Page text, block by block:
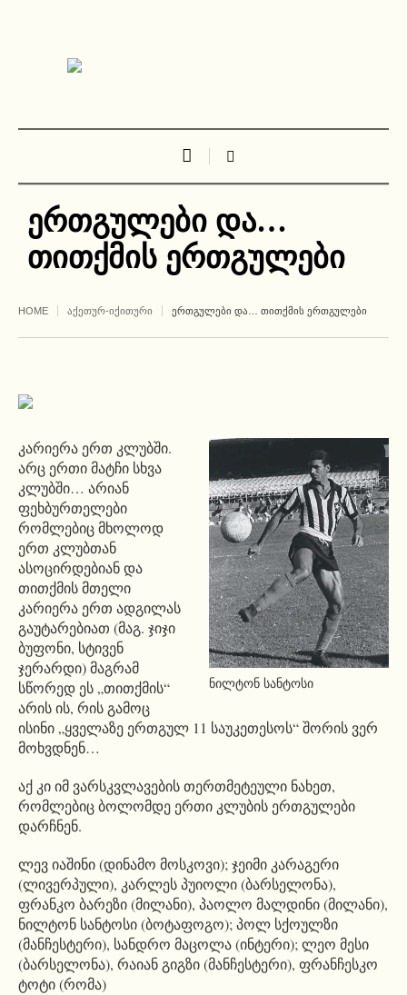
ერთგულები და…
თითქმის ერთგულები
HOME ᲐᲥᲔᲗᲣᲠ-ᲘᲥᲘᲗᲣᲠᲘ ᲔᲠᲗᲒᲣᲚᲔᲑᲘ ᲓᲐ… ᲗᲘᲗᲥᲛᲘᲡ ᲔᲠᲗᲒᲣᲚᲔᲑᲘ
ნილტონ სანტოსი
კარიერა ერთ კლუბში.
არც ერთი მატჩი სხვა
კლუბში… არიან
ფეხბურთელები
რომლებიც მხოლოდ
ერთ კლუბთან
ასოცირდებიან და
თითქმის მთელი
კარიერა ერთ ადგილას
გაუტარებიათ (მაგ. ჯიჯი
ბუფონი, სტივენ
ჯერარდი) მაგრამ
სწორედ ეს „თითქმის“
არის ის, რის გამოც
ისინი „ყველაზე ერთგულ 11 საუკეთესოს“ შორის ვერ
მოხვდნენ…
აქ კი იმ ვარსკვლავების თერთმეტეული ნახეთ,
რომლებიც ბოლომდე ერთი კლუბის ერთგულები
დარჩნენ.
ლევ იაშინი (დინამო მოსკოვი); ჯეიმი კარაგერი
(ლივერპული), კარლეს პუიოლი (ბარსელონა),
ფრანკო ბარეზი (მილანი), პაოლო მალდინი (მილანი),
ნილტონ სანტოსი (ბოტაფოგო); პოლ სქოულზი
(მანჩესტერი), სანდრო მაცოლა (ინტერი); ლეო მესი
(ბარსელონა), რაიან გიგზი (მანჩესტერი), ფრანჩესკო
ტოტი (რომა)